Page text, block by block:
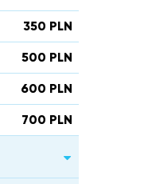
350 PLN
500 PLN
600 PLN
700 PLN